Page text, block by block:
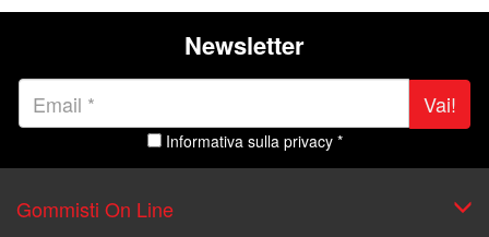
Newsletter
Vai!
Informativa sulla privacy *
Gommisti On Line